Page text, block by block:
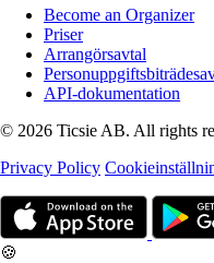
Become an Organizer
Priser
Arrangörsavtal
API-dokumentation
© 2026 Ticsie AB. All rights
Privacy Policy
🍪